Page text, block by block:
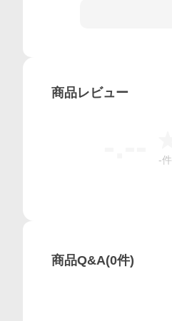
商品レビュー
-件
商品Q&A(0件)